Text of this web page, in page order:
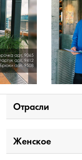
Отрасли
Женское